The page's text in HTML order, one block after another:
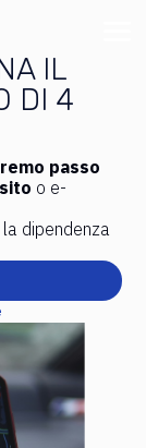
IL
DI 4
passo
o e-
dipendenza